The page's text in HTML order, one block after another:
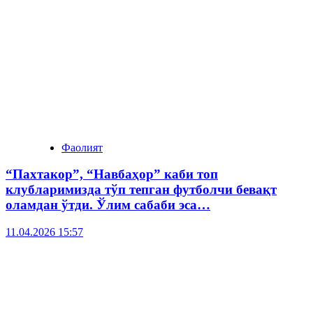
Фаолият
“Пахтакор”, “Навбаҳор” каби топ
клубларимизда тўп тепган футболчи бевақт
оламдан ўтди. Ўлим сабаби эса…
11.04.2026 15:57